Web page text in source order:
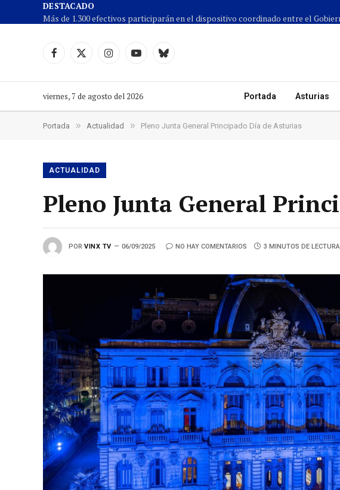
DESTACADO
Facebook
X
InstagramYouTubeCielo
viernes, 7 de agosto del 2026 Portada Asturias
Portada » Actualidad » Pleno Junta General Principado Día de Asturias
ACTUALIDAD
Pleno Junta General
POR VINX TV 06/09/2025 NO HAY COMENTARIOS 3 MINUTOS DE LECTURA